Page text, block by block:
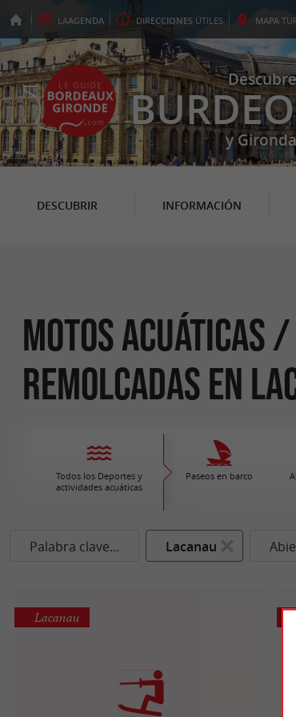
LAAGENDA DIRECCIONES ÚTILES MAPA
Descubre
y Gironda
DESCUBRIR INFORMACIÓN
Motos acuáticas
remolcadas en
Todos los Deportes y
actividades acuáticas
Paseos en barco
Palabra clave... Lacanau
Lacanau